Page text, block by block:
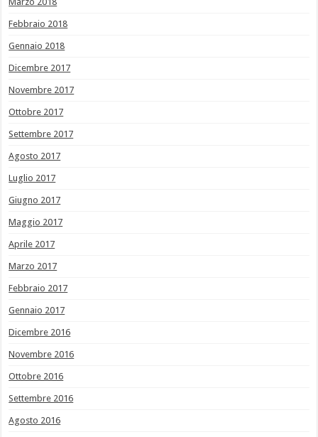
Febbraio 2018
Gennaio 2018
Dicembre 2017
Novembre 2017
Ottobre 2017
Settembre 2017
Agosto 2017
Luglio 2017
Giugno 2017
Maggio 2017
Aprile 2017
Marzo 2017
Febbraio 2017
Gennaio 2017
Dicembre 2016
Novembre 2016
Ottobre 2016
Settembre 2016
Agosto 2016